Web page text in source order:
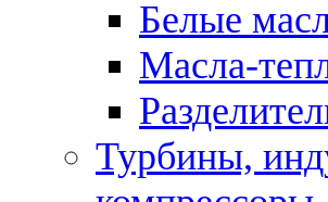
Белые
Масла-
Турбины,